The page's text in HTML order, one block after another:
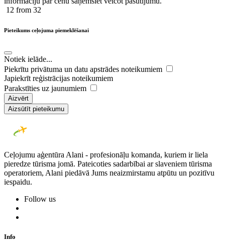
12 from 32
Pieteikums ceļojuma piemeklēšanai
Notiek ielāde...
Piekrītu privātuma un datu apstrādes noteikumiem
Japiekrīt reģistrācijas noteikumiem
Parakstīties uz jaunumiem
Aizvērt
Aizsūtīt pieteikumu
Ceļojumu aģentūra Alani - profesionāļu komanda, kuriem ir liela
pieredze tūrisma jomā. Pateicoties sadarbībai ar slaveniem tūrisma
operatoriem, Alani piedāvā Jums neaizmirstamu atpūtu un pozitīvu
iespaidu.
Follow us
Info